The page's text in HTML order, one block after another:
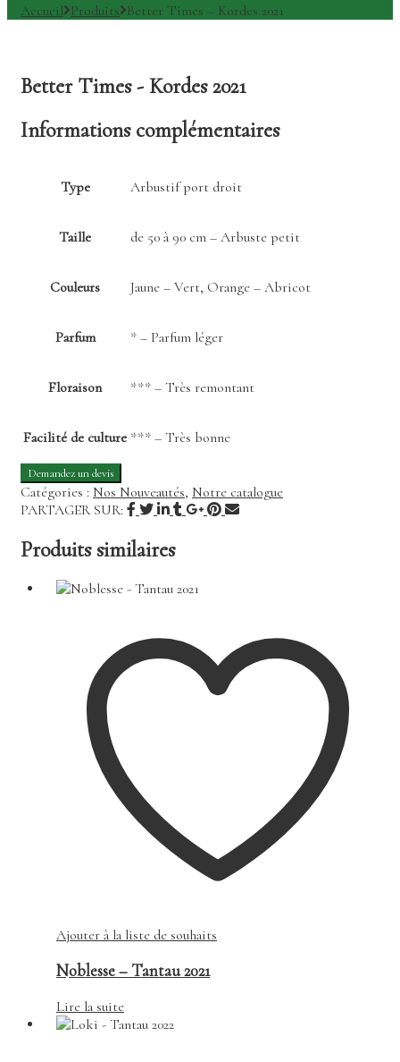
Accueil Produits Better Times – Kordes 2021
Better Times - Kordes 2021
Informations complémentaires
Type Arbustif port droit
Taille de 50 à 90 cm – Arbuste petit
Couleurs Jaune – Vert, Orange – Abricot
Parfum * – Parfum léger
Floraison *** – Très remontant
Facilité de culture *** – Très bonne
Catégories : Nos Nouveautés, Notre catalogue
PARTAGER SUR:
Produits similaires
Ajouter à la liste de souhaits
Noblesse – Tantau 2021
Lire la suite